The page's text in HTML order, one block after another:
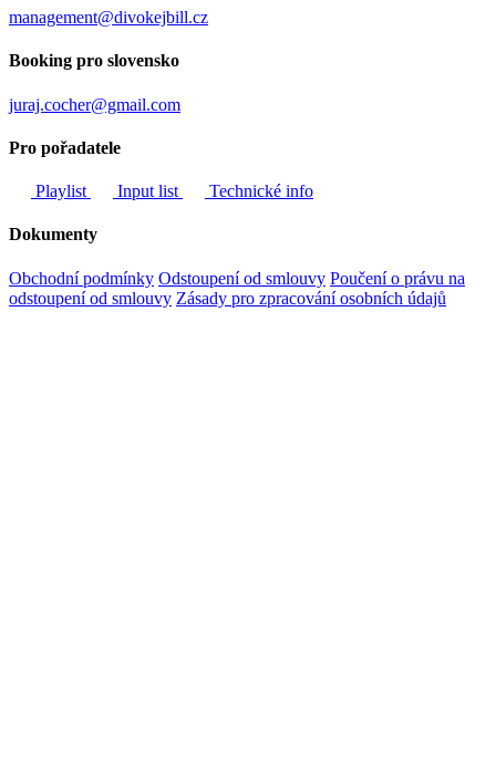
management@divokejbill.cz
Booking pro slovensko
juraj.cocher@gmail.com
Pro pořadatele
Playlist Input list Technické info
Dokumenty
Obchodní podmínky Odstoupení od smlouvy Poučení o právu na
odstoupení od smlouvy Zásady pro zpracování osobních údajů